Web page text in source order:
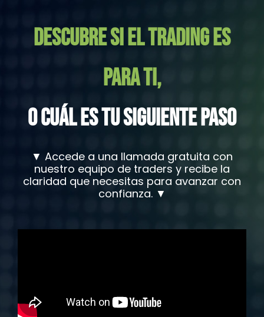
DESCUBRE SI EL TRADING ES
PARA TI,
O CUÁL ES TU SIGUIENTE PASO
▼ Accede a una llamada gratuita con
nuestro equipo de traders y recibe la
claridad que necesitas para avanzar con
confianza. ▼